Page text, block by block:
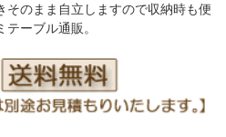
そのまま自立しますので収納時も便
ーブル通販。